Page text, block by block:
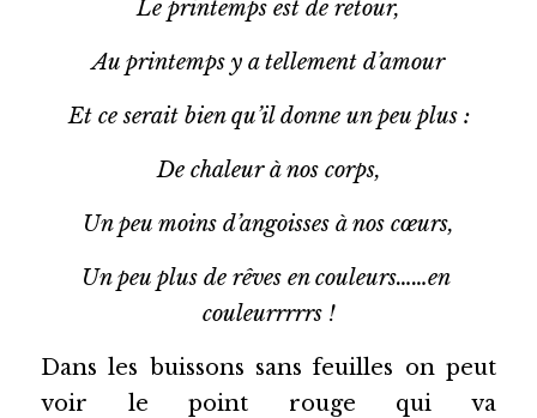
Le printemps est de retour,
Au printemps y a tellement d’amour
Et ce serait bien qu’il donne un peu plus :
De chaleur à nos corps,
Un peu moins d’angoisses à nos cœurs,
Un peu plus de rêves en couleurs……en
couleurrrrrs !
Dans les buissons sans feuilles on peut
voir le point rouge qui va